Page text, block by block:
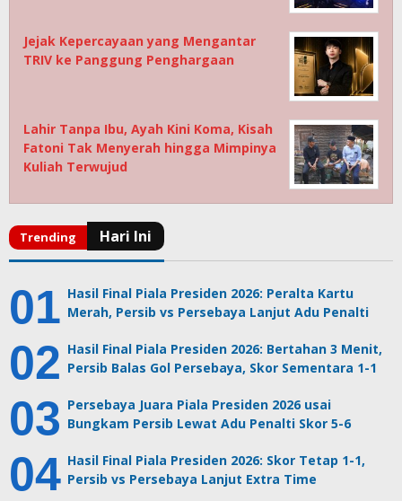
Jejak Kepercayaan yang Mengantar
TRIV ke Panggung Penghargaan
Lahir Tanpa Ibu, Ayah Kini Koma, Kisah
Fatoni Tak Menyerah hingga Mimpinya
Kuliah Terwujud
Hasil Final Piala Presiden 2026: Peralta Kartu
Merah, Persib vs Persebaya Lanjut Adu Penalti
Hasil Final Piala Presiden 2026: Bertahan 3 Menit,
Persib Balas Gol Persebaya, Skor Sementara 1-1
Persebaya Juara Piala Presiden 2026 usai
Bungkam Persib Lewat Adu Penalti Skor 5-6
Hasil Final Piala Presiden 2026: Skor Tetap 1-1,
Persib vs Persebaya Lanjut Extra Time